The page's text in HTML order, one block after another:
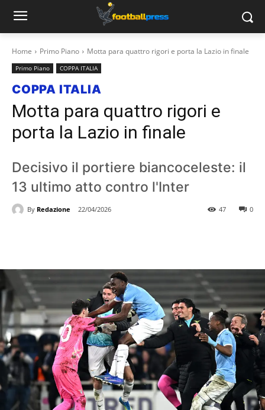
Home Primo Piano Motta para quattro rigori e porta la Lazio in finale
Primo Piano COPPA ITALIA
COPPA ITALIA
Motta para quattro rigori e
porta la Lazio in finale
Decisivo il portiere biancoceleste: il
13 ultimo atto contro l'Inter
By Redazione 22/04/2026 0
47